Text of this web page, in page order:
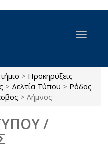
Toggle
> Προκηρύξεις
> Δελτία Τύπου > Ρόδος
> Λήμνος
/